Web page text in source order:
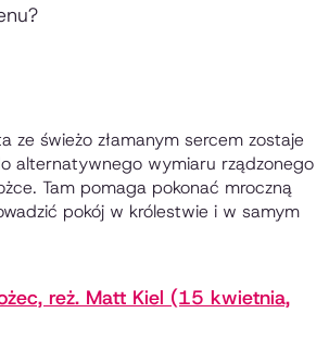
ze świeżo złamanym sercem zostaje
alternatywnego wymiaru rządzonego
Tam pomaga pokonać mroczną
pokój w królestwie i w samym
reż. Matt Kiel (15 kwietnia,